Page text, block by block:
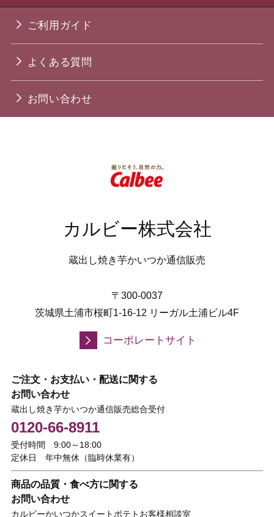
ご利用ガイド
よくある質問
お問い合わせ
カルビー株式会社
蔵出し焼き芋かいつか通信販売
〒300-0037
茨城県土浦市桜町1-16-12 リーガル土浦ビル4F
コーポレートサイト
ご注文・お支払い・配送に関する
お問い合わせ
蔵出し焼き芋かいつか通信販売総合受付
0120-66-8911
受付時間 9:00～18:00
定休日 年中無休（臨時休業有）
商品の品質・食べ方に関する
お問い合わせ
カルビーかいつかスイートポテトお客様相談室